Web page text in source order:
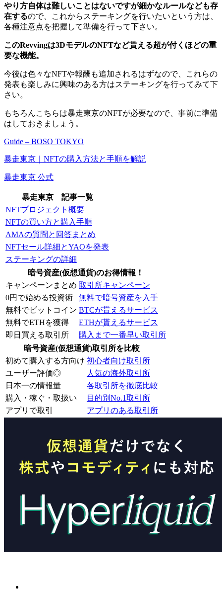
やり方自体は難しいことはないですが細かなルールなども存
在するので、これからステーキングを行いたいという方は、
各種注意点を把握して準備を行って下さい。
このRevvingは3DモデルのNFTなど貰える超が付くほどの重
要な機能。
今後は色々なNFTや報酬も追加されるはずなので、これらの
発表も楽しみに興味のある方はステーキングを行ってみて下
さい。
もちろんこちらは暴走東京のNFTが必要なので、事前に準備
はしておきましょう。
Guide – BOSO TOKYO
暴走東京｜NFTの購入方法と手順を解説
暴走東京 公式
暴走東京 記事一覧
NFTプロジェクト概要
NFTの買い方と購入手順
AMAの質問と回答まとめ
NFTセール詳細とYAOを発表
ステーキングの詳細
暗号資産(仮想通貨)のお得情報！
キャンペーンまとめ 取引所キャンペーン
0円で始める投資術
無料で暗号資産を入手
無料でビットコイン BTCが貰えるサービス
無料でETHを獲得
ETHが貰えるサービス
即日買える取引所
購入まで一番早い取引所
暗号資産(仮想通貨)取引所を比較
初めて購入する方向け 初心者向け取引所
ユーザー評価◎
人気の海外取引所
日本一の情報量
各取引所を徹底比較
購入・稼ぐ・取扱い
目的別No.1取引所
アプリで取引
アプリのある取引所